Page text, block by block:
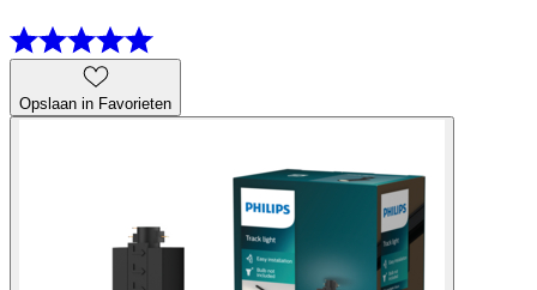
Opslaan in Favorieten